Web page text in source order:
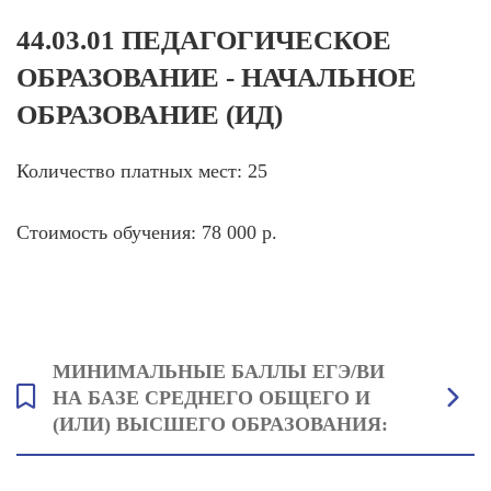
44.03.01 ПЕДАГОГИЧЕСКОЕ
ОБРАЗОВАНИЕ - НАЧАЛЬНОЕ
ОБРАЗОВАНИЕ (ИД)
Количество платных мест: 25
Стоимость обучения: 78 000 р.
МИНИМАЛЬНЫЕ БАЛЛЫ ЕГЭ/ВИ
НА БАЗЕ СРЕДНЕГО ОБЩЕГО И
(ИЛИ) ВЫСШЕГО ОБРАЗОВАНИЯ: